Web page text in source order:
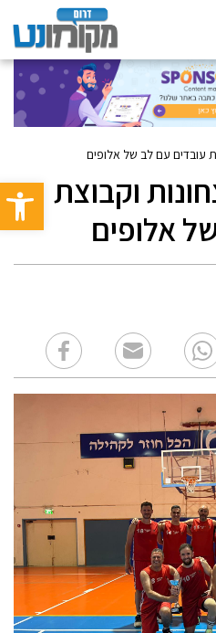
פתח
עובדים עם לב של אלופים
וקבוצת
אלופים